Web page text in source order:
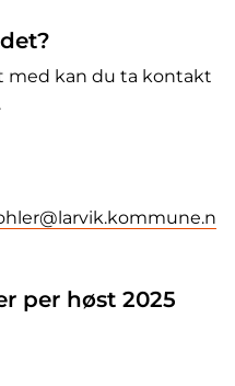
med kan du ta kontakt
per høst 2025